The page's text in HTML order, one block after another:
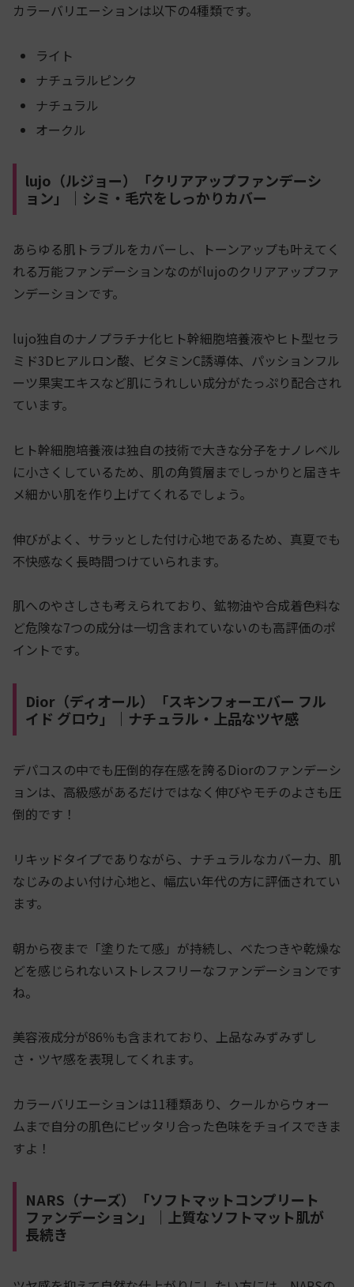
カラーバリエーションは以下の4種類です。
ライト
ナチュラルピンク
ナチュラル
オークル
lujo（ルジョー）「クリアアップファンデーシ
ョン」｜シミ・毛穴をしっかりカバー
あらゆる肌トラブルをカバーし、トーンアップも叶えてく
れる万能ファンデーションなのがlujoのクリアアップファ
ンデーションです。
lujo独自のナノプラチナ化ヒト幹細胞培養液やヒト型セラ
ミド3Dヒアルロン酸、ビタミンC誘導体、パッションフル
ーツ果実エキスなど肌にうれしい成分がたっぷり配合され
ています。
ヒト幹細胞培養液は独自の技術で大きな分子をナノレベル
に小さくしているため、肌の角質層までしっかりと届きキ
メ細かい肌を作り上げてくれるでしょう。
伸びがよく、サラッとした付け心地であるため、真夏でも
不快感なく長時間つけていられます。
肌へのやさしさも考えられており、鉱物油や合成着色料な
ど危険な7つの成分は一切含まれていないのも高評価のポ
イントです。
Dior（ディオール）「スキンフォーエバー フル
イド グロウ」｜ナチュラル・上品なツヤ感
デパコスの中でも圧倒的存在感を誇るDiorのファンデーシ
ョンは、高級感があるだけではなく伸びやモチのよさも圧
倒的です！
リキッドタイプでありながら、ナチュラルなカバー力、肌
なじみのよい付け心地と、幅広い年代の方に評価されてい
ます。
朝から夜まで「塗りたて感」が持続し、べたつきや乾燥な
どを感じられないストレスフリーなファンデーションです
ね。
美容液成分が86％も含まれており、上品なみずみずし
さ・ツヤ感を表現してくれます。
カラーバリエーションは11種類あり、クールからウォー
ムまで自分の肌色にピッタリ合った色味をチョイスできま
すよ！
NARS（ナーズ）「ソフトマットコンプリート
ファンデーション」｜上質なソフトマット肌が
長続き